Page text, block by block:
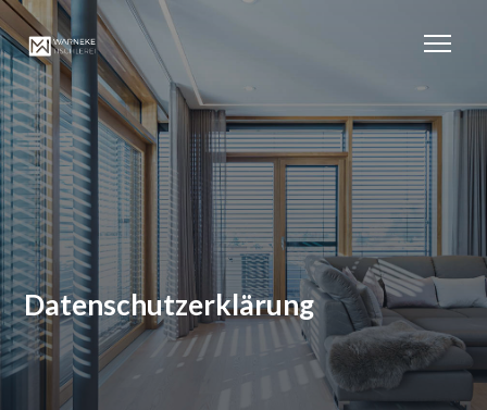
Datenschutzerklärung